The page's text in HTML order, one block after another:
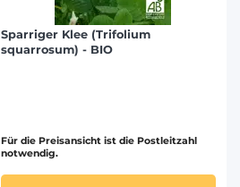
Sparriger Klee (Trifolium
squarrosum) - BIO
Für die Preisansicht ist die Postleitzahl
notwendig.